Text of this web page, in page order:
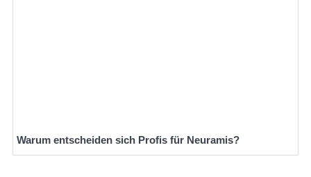
Warum entscheiden sich Profis für Neuramis?